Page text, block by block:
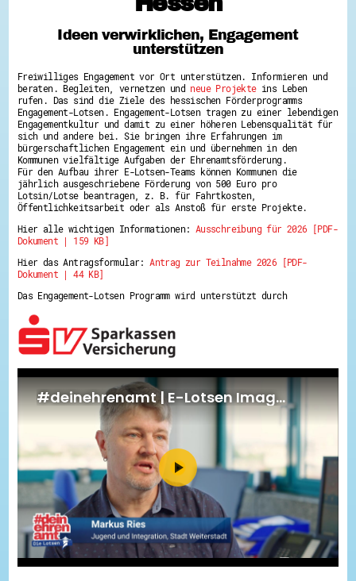
Hessen hilft Ukraine
Zeig uns dein Ehrenamt
Wettbewerb | Trikotwettbewerb
Wettbewerb | 80 Jahre Hessen - Engagement
mit Herz
8 Vereine x 80 Jahre x 1.000 €
Ausgezeichnete Projekte
Menschen des Respekts
SHARE IT: Teile deine Infos!
Gestalte dein Ehrenamt
Ehrenamts-Card Hessen
Engagement-Lotsen
Crowdfunding - Viele schaffen mehr
Ehrentag
Hessen engagiert - Digitale Themenabende
Kompetenznachweis Hessen
Service-Learning
Mach dich schlau
GEMA-Pakt
Di@-Lotsen in Hessen
Energiepreiskrise und Ehrenamt
Flüchtlingshilfe + Integration
Generationsübergreifend aktiv
Patenschaftsprojekte
Qualifizierung & Fortbildung
Stiftungen
Vereine, Spenden, Steuern - Gut zu Wissen
Versicherungsschutz
Wissenswertes rund um dein Ehrenamt
Zahlen, Daten, Fakten aus Hessen
Service
Suche
Downloads
Kontakt
Impressum
Ideen verwirklichen, Engagement
unterstützen
Freiwilliges Engagement vor Ort unterstützen. Informieren und
beraten. Begleiten, vernetzen und neue Projekteins Leben
rufen. Das sind die Ziele des hessischen Förderprogramms
Engagement-Lotsen. Engagement-Lotsen tragen zu einer lebendigen
Engagementkultur und damit zu einer höheren Lebensqualität für
sich und andere bei. Sie bringen ihre Erfahrungen im
bürgerschaftlichen Engagement ein und übernehmen in den
Kommunen vielfältige Aufgaben der Ehrenamtsförderung.
Für den Aufbau ihrer E-Lotsen-Teams können Kommunen die
jährlich ausgeschriebene Förderung von 500 Euro pro
Lotsin/Lotse beantragen, z. B. für Fahrtkosten,
Öffentlichkeitsarbeit oder als Anstoß für erste Projekte.
Hier alle wichtigen Informationen: Ausschreibung für 2026 [PDF-
Dokument | 159 KB]
Hier das Antragsformular:Antrag zur Teilnahme 2026 [PDF-
Dokument | 44 KB]
Das Engagement-Lotsen Programm wird unterstützt durch